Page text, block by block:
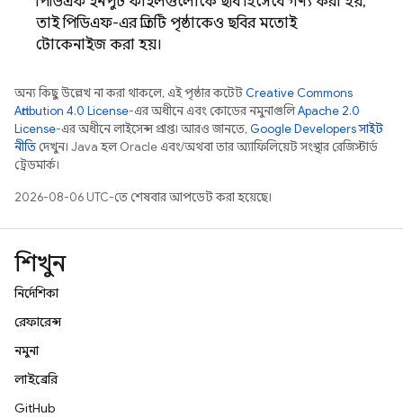
তাই পিডিএফ-এর প্রতিটি পৃষ্ঠাকেও ছবির মতোই
টোকেনাইজ করা হয়।
অন্য কিছু উল্লেখ না করা থাকলে, এই পৃষ্ঠার কন্টেন্টCreative Commons
Attribution 4.0 License-এর অধীনে এবং কোডের নমুনাগুলিApache 2.0
License-এর অধীনে লাইসেন্স প্রাপ্ত। আরও জানতে,Google Developers সাইট
নীতি দেখুন। Java হল Oracle এবং/অথবা তার অ্যাফিলিয়েট সংস্থার রেজিস্টার্ড
ট্রেডমার্ক।
2026-08-06 UTC-তে শেষবার আপডেট করা হয়েছে।
শিখুন
নির্দেশিকা
রেফারেন্স
নমুনা
লাইব্রেরি
GitHub